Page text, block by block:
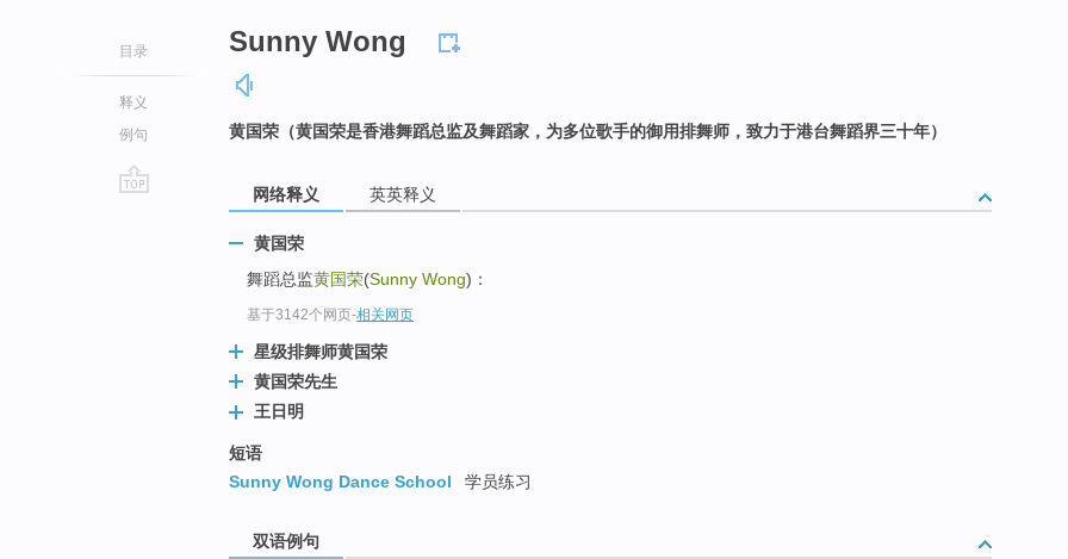
目录
释义
例句
Sunny Wong
黄国荣（黄国荣是香港舞蹈总监及舞蹈家，为多位歌手的御用排舞师，致力于港台舞蹈界三十年）
网络释义 英英释义
黄国荣
舞蹈总监黄国荣(Sunny Wong)：
基于3142个网页-相关网页
星级排舞师黄国荣
黄国荣先生
王日明
短语
Sunny Wong Dance School
学员练习
双语例句